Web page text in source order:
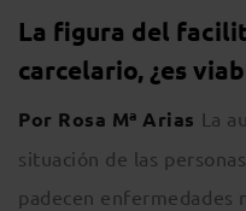
La figura del
carcelario, ¿es
Por Rosa Mª Arias La
situación de las
padecen enfermedades